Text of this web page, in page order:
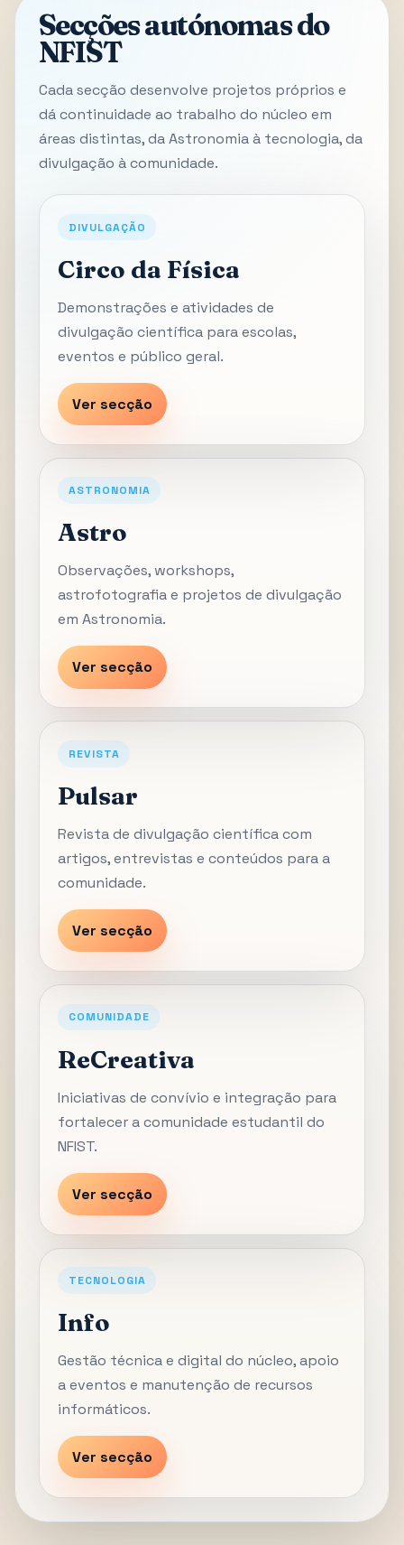
Secções autónomas do
NFIST
Cada secção desenvolve projetos próprios e
dá continuidade ao trabalho do núcleo em
áreas distintas, da Astronomia à tecnologia, da
divulgação à comunidade.
DIVULGAÇÃO
Circo da Física
Demonstrações e atividades de
divulgação científica para escolas,
eventos e público geral.
Ver secção
ASTRONOMIA
Astro
Observações, workshops,
astrofotografia e projetos de divulgação
em Astronomia.
Ver secção
REVISTA
Pulsar
Revista de divulgação científica com
artigos, entrevistas e conteúdos para a
comunidade.
Ver secção
COMUNIDADE
ReCreativa
Iniciativas de convívio e integração para
fortalecer a comunidade estudantil do
NFIST.
Ver secção
TECNOLOGIA
Info
Gestão técnica e digital do núcleo, apoio
a eventos e manutenção de recursos
informáticos.
Ver secção